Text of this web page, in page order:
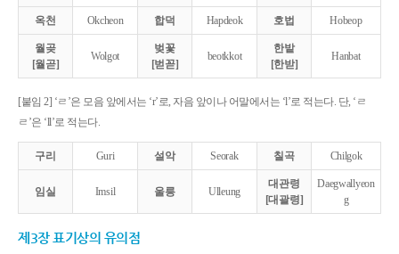
옥천 Okcheon 합덕 Hapdeok 호법 Hobeop
월곶
[월곧]
Wolgot
벚꽃
[벋꼳]
beotkkot
한밭
[한받]
Hanbat
[붙임 2] ‘ㄹ’은 모음 앞에서는 ‘r’로, 자음 앞이나 어말에서는 ‘l’로 적는다. 단, ‘ㄹ
ㄹ’은 ‘ll’로 적는다.
구리 Guri 설악 Seorak 칠곡 Chilgok
임실 Imsil 울릉 Ulleung
대관령
[대괄령]
Daegwallyeon
g
제3장 표기상의 유의점